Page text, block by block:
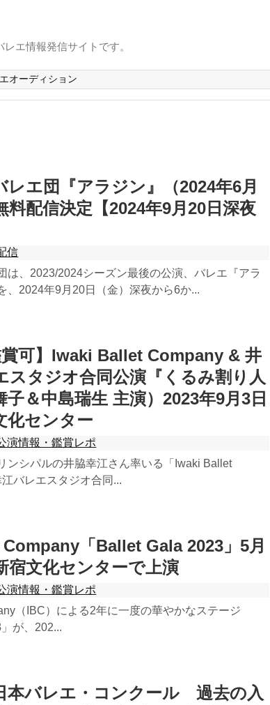
エ情報発信サイトです。
オーディション
レエ団『アラジン』（2024年6月
料配信決定【2024年9月20日深夜
信
は、2023/2024シーズン最後の公演、バレエ『アラ
、2024年9月20日（金）深夜から6か...
賞可】Iwaki Ballet Company & 井
スタジオ合同公演『くるみ割り人
子＆中島瑞生 主演）2023年9月3日
化センター
演情報・鑑賞レポ
ンシパルの井脇幸江さん率いる「Iwaki Ballet
バレエスタジオ合同...
「Ballet Gala 2023」5月
宿文化センターで上演
演情報・鑑賞レポ
（IBC）による2年に一度の華やかなステージ
が、202...
本バレエ・コンクール 過去の入